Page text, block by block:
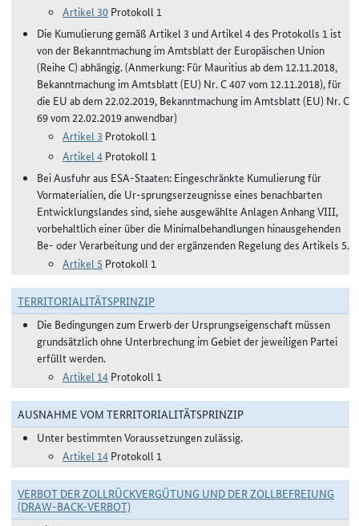
Artikel 30 Protokoll 1
Die Kumulierung gemäß Artikel 3 und Artikel 4 des Protokolls 1 ist
von der Bekanntmachung im Amtsblatt der Europäischen Union
(Reihe C) abhängig. (Anmerkung: Für Mauritius ab dem 12.11.2018,
Bekanntmachung im Amtsblatt (EU) Nr. C 407 vom 12.11.2018), für
die EU ab dem 22.02.2019, Bekanntmachung im Amtsblatt (EU) Nr. C
69 vom 22.02.2019 anwendbar)
Artikel 3 Protokoll 1
Artikel 4 Protokoll 1
Bei Ausfuhr aus ESA-Staaten: Eingeschränkte Kumulierung für
Vormaterialien, die Ur-sprungserzeugnisse eines benachbarten
Entwicklungslandes sind, siehe ausgewählte Anlagen Anhang VIII,
vorbehaltlich einer über die Minimalbehandlungen hinausgehenden
Be- oder Verarbeitung und der ergänzenden Regelung des Artikels 5.
Artikel 5 Protokoll 1
TERRITORIALITÄTSPRINZIP
Die Bedingungen zum Erwerb der Ursprungseigenschaft müssen
grundsätzlich ohne Unterbrechung im Gebiet der jeweiligen Partei
erfüllt werden.
Artikel 14 Protokoll 1
AUSNAHME VOM TERRITORIALITÄTSPRINZIP
Unter bestimmten Voraussetzungen zulässig.
Artikel 14 Protokoll 1
VERBOT DER ZOLLRÜCKVERGÜTUNG UND DER ZOLLBEFREIUNG
(DRAW-BACK-VERBOT)